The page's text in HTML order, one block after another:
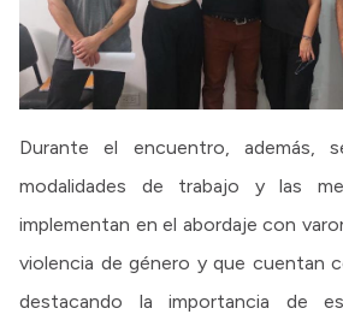
Durante el encuentro, además,
modalidades de trabajo y las
implementan en el abordaje con
violencia de género y que cuentan
destacando la importancia de